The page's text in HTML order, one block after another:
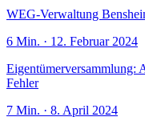
WEG-Verwaltung
6 Min. · 12. Februar 2024
Eigentümerversammlung:
Fehler
7 Min. · 8. April 2024